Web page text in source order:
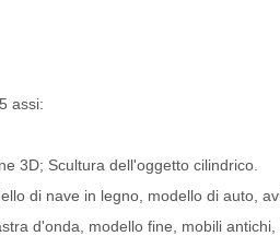
assi:
3D; Scultura dell'oggetto cilindrico.
di nave in legno, modello di auto,
d'onda, modello fine, mobili